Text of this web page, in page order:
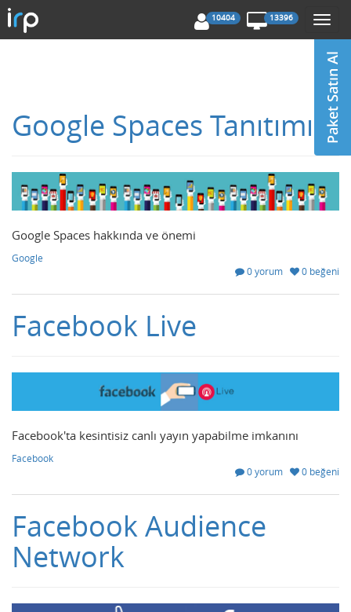
10404 13396
Google Spaces Tanıtımı
Google Spaces hakkında ve önemi
Google
0 yorum
0 beğeni
Facebook Live
Facebook'ta kesintisiz canlı yayın yapabilme imkanını
Facebook
0 yorum
0 beğeni
Facebook Audience
Network